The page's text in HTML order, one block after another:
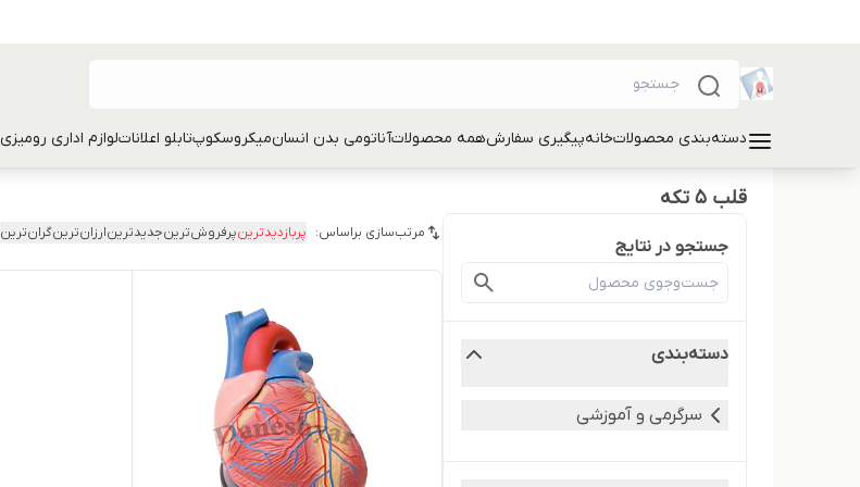
دسته‌بندی محصولاتخانهپیگیری سفارشهمه محصولاتآناتومی بدن انسانمیکروسکوپتابلو اعلاناتلوازم اداری رومیزی
قلب 5 تکه
جستجو در نتایج
دسته‌بندی
سرگرمی و آموزشی
مرتب‌سازی براساس: پربازدیدترینپرفروش‌ترینجدیدترینارزان‌ترینگران‌ترین